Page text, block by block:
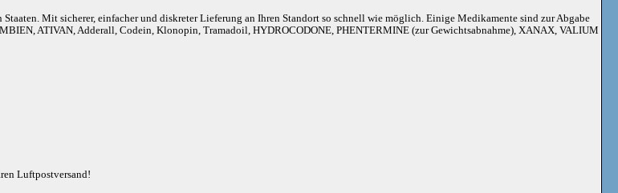
Mit sicherer, einfacher und diskreter Lieferung an Ihren Standort so schnell wie möglich. Einige Medikamente sind zur Abgabe
ATIVAN, Adderall, Codein, Klonopin, Tramadoil, HYDROCODONE, PHENTERMINE (zur Gewichtsabnahme), XANAX, VALIUM
Luftpostversand!